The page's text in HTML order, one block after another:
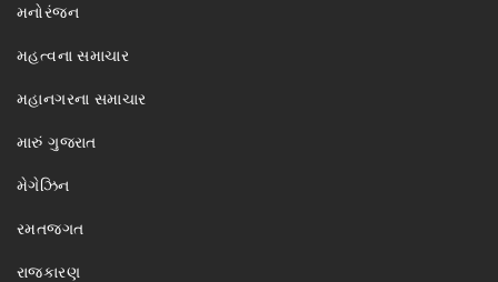
મનોરંજન
મહત્વના સમાચાર
મહાનગરના સમાચાર
મારું ગુજરાત
મેગેઝિન
રમતજગત
રાજકારણ